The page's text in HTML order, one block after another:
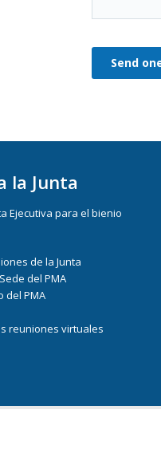
la Junta
Ejecutiva para el bienio
de la Junta
del PMA
del PMA
reuniones virtuales